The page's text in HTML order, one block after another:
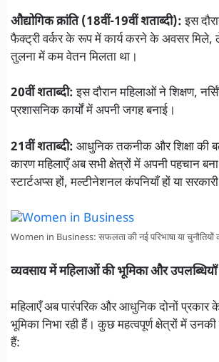
औद्योगिक क्रांति (18वीं-19वीं शताब्दी):इस
फैक्ट्री वर्कर के रूप में कार्य करने के अवसर मिले,
तुलना में कम वेतन मिलता था।
20वीं शताब्दी:इस दौरान महिलाओं ने शिक्षण,
प्रशासनिक कार्यों में अपनी जगह बनाई।
21वीं शताब्दी: आधुनिक तकनीक और शिक्षा की
कारण महिलाएँ अब सभी क्षेत्रों में अपनी पहचान
स्टार्टअप्स हों, मल्टीनेशनल कंपनियाँ हों या
Women in Business: सफलता की नई परिभाषा या
व्यवसाय में महिलाओं की भूमिका और उपलब्धियाँ
महिलाएँ अब पारंपरिक और आधुनिक दोनों प्रकार
भूमिका निभा रही हैं। कुछ महत्वपूर्ण क्षेत्रों में
हैं: